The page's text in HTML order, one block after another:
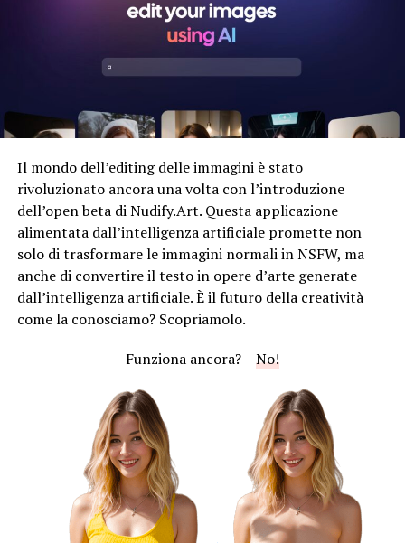
Il mondo dell’editing delle immagini è stato
rivoluzionato ancora una volta con l’introduzione
dell’open beta di Nudify.Art. Questa applicazione
alimentata dall’intelligenza artificiale promette non
solo di trasformare le immagini normali in NSFW, ma
anche di convertire il testo in opere d’arte generate
dall’intelligenza artificiale. È il futuro della creatività
come la conosciamo? Scopriamolo.
Funziona ancora? –No!